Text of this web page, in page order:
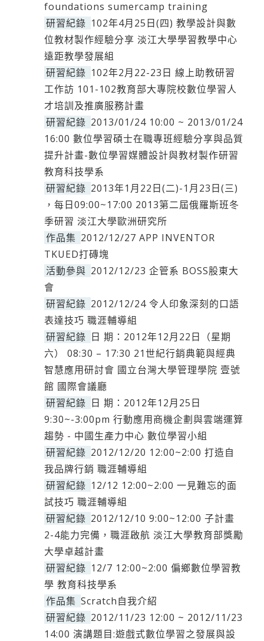
foundations sumercamp training
研習紀錄 102年4月25日(四) 教學設計與數
位教材製作經驗分享 淡江大學學習教學中心
遠距教學發展組
研習紀錄 102年2月22-23日 線上助教研習
工作訪 101-102教育部大專院校數位學習人
才培訓及推廣服務計畫
研習紀錄 2013/01/24 10:00 ~ 2013/01/24
16:00 數位學習碩士在職專班經驗分享與品質
提升計畫-數位學習媒體設計與教材製作研習
教育科技學系
研習紀錄 2013年1月22日(二)-1月23日(三)
，每日09:00~17:00 2013第二屆俄羅斯班冬
季研習 淡江大學歐洲研究所
作品集 2012/12/27 APP INVENTOR
TKUED打磚塊
活動參與 2012/12/23 企管系 BOSS股東大
會
研習紀錄 2012/12/24 令人印象深刻的口語
表達技巧 職涯輔導組
研習紀錄 日 期：2012年12月22日（星期
六） 08:30 – 17:30 21世紀行銷典範與經典
智慧應用研討會 國立台灣大學管理學院 壹號
館 國際會議廳
研習紀錄 日 期：2012年12月25日
9:30~-3:00pm 行動應用商機企劃與雲端運算
趨勢 - 中國生產力中心 數位學習小組
研習紀錄 2012/12/20 12:00~2:00 打造自
我品牌行銷 職涯輔導組
研習紀錄 12/12 12:00~2:00 一見難忘的面
試技巧 職涯輔導組
研習紀錄 2012/12/10 9:00~12:00 子計畫
2-4能力完備，職涯啟航 淡江大學教育部獎勵
大學卓越計畫
研習紀錄 12/7 12:00~2:00 偏鄉數位學習教
學 教育科技學系
作品集 Scratch自我介紹
研習紀錄 2012/11/23 12:00 ~ 2012/11/23
14:00 演講題目:遊戲式數位學習之發展與設